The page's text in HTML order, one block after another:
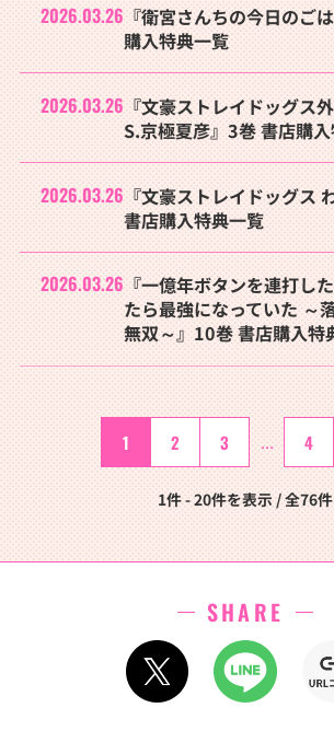
2026.03.26 『衛宮さんちの今日のご
購入特典一覧
2026.03.26 『文豪ストレイドッグ
S.京極夏彦』3巻 書店購
2026.03.26 『文豪ストレイドッグス
書店購入特典一覧
2026.03.26 『一億年ボタンを連打し
たら最強になっていた ～
無双～』10巻 書店購入特
1 2 3 ... 4
1件 - 20件を表示 / 全76件
SHARE